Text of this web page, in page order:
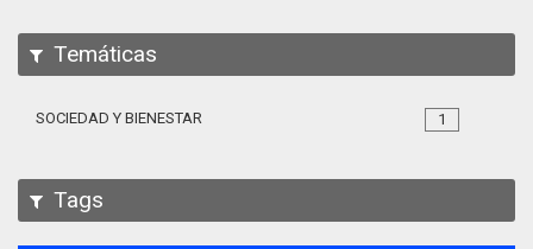
Temáticas
1
SOCIEDAD Y BIENESTAR
Tags